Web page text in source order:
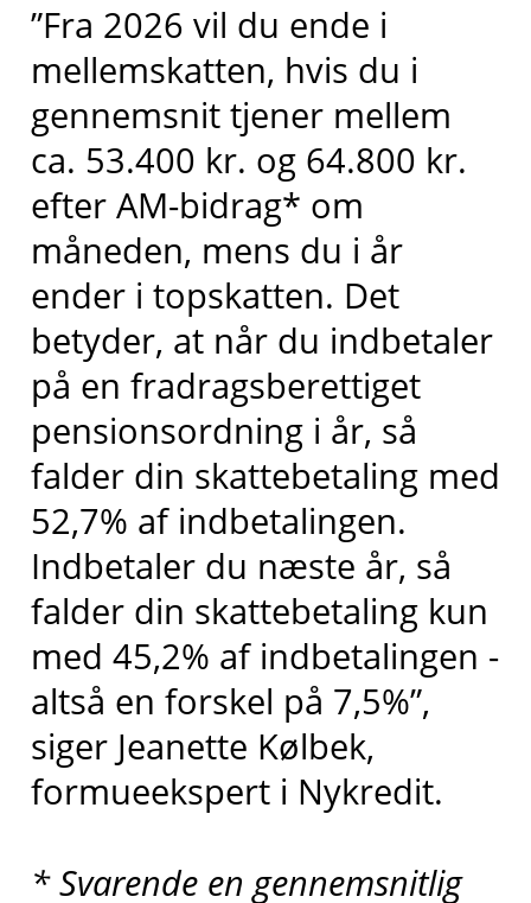
”Fra 2026 vil du ende i
mellemskatten, hvis du i
gennemsnit tjener mellem
ca. 53.400 kr. og 64.800 kr.
efter AM-bidrag* om
måneden, mens du i år
ender i topskatten. Det
betyder, at når du indbetaler
på en fradragsberettiget
pensionsordning i år, så
falder din skattebetaling med
52,7% af indbetalingen.
Indbetaler du næste år, så
falder din skattebetaling kun
med 45,2% af indbetalingen -
altså en forskel på 7,5%”,
siger Jeanette Kølbek,
formueekspert i Nykredit.
* Svarende en gennemsnitlig